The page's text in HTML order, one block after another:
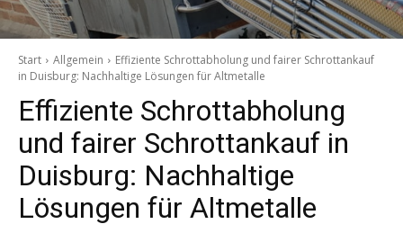
Start Allgemein
Effiziente Schrottabholung und fairer Schrottankauf
in Duisburg: Nachhaltige Lösungen für Altmetalle
Effiziente Schrottabholung
und fairer Schrottankauf in
Duisburg: Nachhaltige
Lösungen für Altmetalle